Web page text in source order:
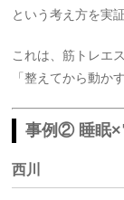
という考え方を実
これは、筋トレエ
「整えてから動か
事例② 睡眠×
西川